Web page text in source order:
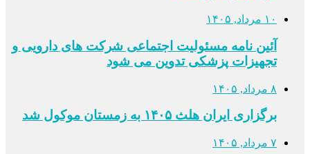
۱۰ مرداد, ۱۴۰۵
آئین نامه مسئولیت اجتماعی شرکت های دارویی و
تجهیزات پزشکی تدوین می شود
۸ مرداد, ۱۴۰۵
برگزاری ایران هلث ۱۴۰۵ به زمستان موکول شد
۷ مرداد, ۱۴۰۵